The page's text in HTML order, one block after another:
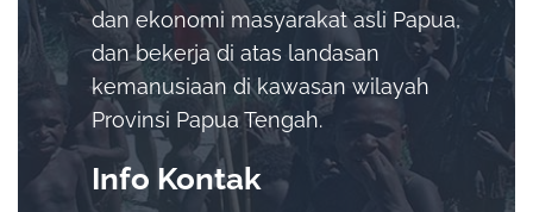
dan ekonomi masyarakat asli Papua,
dan bekerja di atas landasan
kemanusiaan di kawasan wilayah
Provinsi Papua Tengah.
Info Kontak